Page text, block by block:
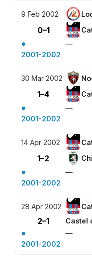
9 Feb 2002
0–1
●
—
2001-2002
30 Mar 2002
1–4
●
—
2001-2002
14 Apr 2002
1–2
●
—
2001-2002
28 Apr 2002
2–1 Castel
●
—
2001-2002